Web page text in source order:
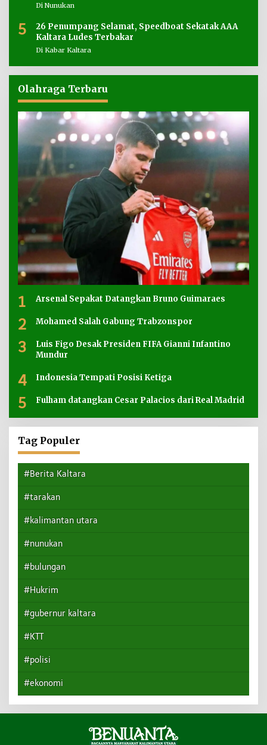
Di Nunukan
5
26 Penumpang Selamat, Speedboat Sekatak AAA
Kaltara Ludes Terbakar
Di Kabar Kaltara
Olahraga Terbaru
1 Arsenal Sepakat Datangkan Bruno Guimaraes
2 Mohamed Salah Gabung Trabzonspor
3
Luis Figo Desak Presiden FIFA Gianni Infantino
Mundur
4 Indonesia Tempati Posisi Ketiga
5 Fulham datangkan Cesar Palacios dari Real Madrid
Tag Populer
#Berita Kaltara
#tarakan
#kalimantan utara
#nunukan
#bulungan
#Hukrim
#gubernur kaltara
#KTT
#polisi
#ekonomi